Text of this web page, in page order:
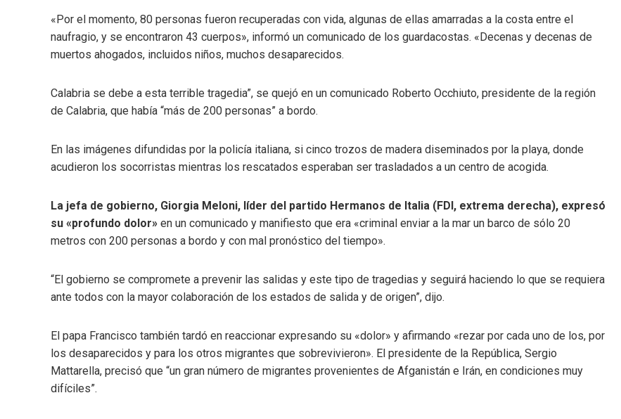
«Por el momento, 80 personas fueron recuperadas con vida, algunas de ellas amarradas a la costa entre el
naufragio, y se encontraron 43 cuerpos», informó un comunicado de los guardacostas. «Decenas y decenas de
muertos ahogados, incluidos niños, muchos desaparecidos.
Calabria se debe a esta terrible tragedia”, se quejó en un comunicado Roberto Occhiuto, presidente de la región
de Calabria, que había “más de 200 personas” a bordo.
En las imágenes difundidas por la policía italiana, si cinco trozos de madera diseminados por la playa, donde
acudieron los socorristas mientras los rescatados esperaban ser trasladados a un centro de acogida.
La jefa de gobierno, Giorgia Meloni, líder del partido Hermanos de Italia (FDI, extrema derecha), expresó
su «profundo dolor» en un comunicado y manifiesto que era «criminal enviar a la mar un barco de sólo 20
metros con 200 personas a bordo y con mal pronóstico del tiempo».
“El gobierno se compromete a prevenir las salidas y este tipo de tragedias y seguirá haciendo lo que se requiera
ante todos con la mayor colaboración de los estados de salida y de origen”, dijo.
El papa Francisco también tardó en reaccionar expresando su «dolor» y afirmando «rezar por cada uno de los, por
los desaparecidos y para los otros migrantes que sobrevivieron». El presidente de la República, Sergio
Mattarella, precisó que “un gran número de migrantes provenientes de Afganistán e Irán, en condiciones muy
difíciles”.